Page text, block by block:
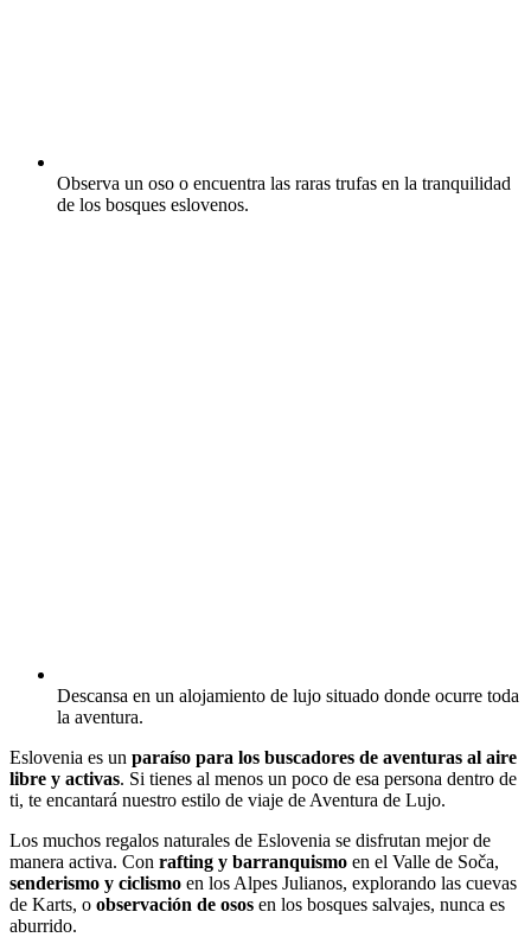
Observa un oso o encuentra las raras trufas en la tranquilidad
de los bosques eslovenos.
Descansa en un alojamiento de lujo situado donde ocurre toda
la aventura.
Eslovenia es un paraíso para los buscadores de aventuras al aire
libre y activas. Si tienes al menos un poco de esa persona dentro de
ti, te encantará nuestro estilo de viaje de Aventura de Lujo.
Los muchos regalos naturales de Eslovenia se disfrutan mejor de
manera activa. Con rafting y barranquismo en el Valle de Soča,
senderismo y ciclismo en los Alpes Julianos, explorando las cuevas
de Karts, o observación de osos en los bosques salvajes, nunca es
aburrido.